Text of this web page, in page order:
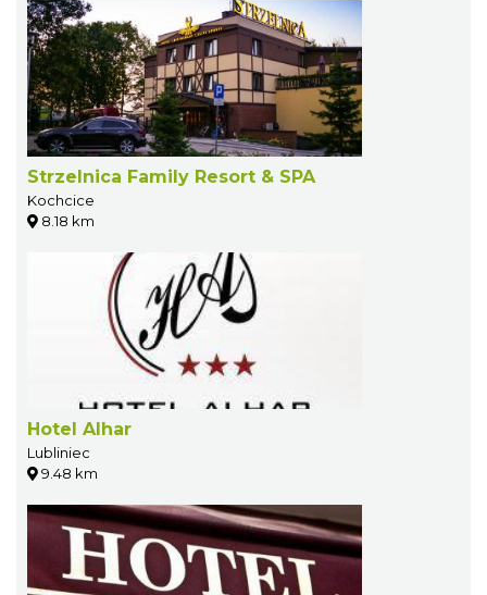
Strzelnica Family Resort & SPA
Kochcice
8.18 km
Hotel Alhar
Lubliniec
9.48 km